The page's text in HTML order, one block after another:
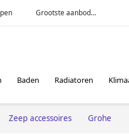
Grootste aanbod...
Baden Radiatoren
Zeep accessoires Grohe